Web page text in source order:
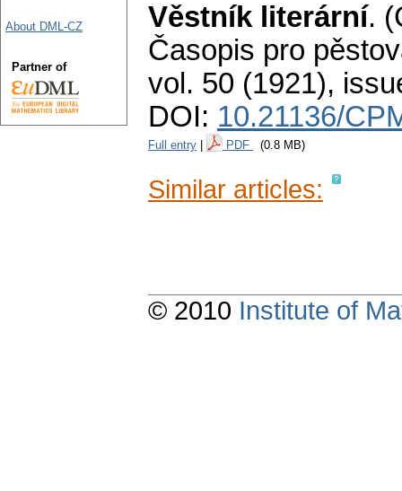
Věstník literární.
Časopis pro
vol. 50 (1921),
DOI: 10.21136/
Full entry PDF (0.8 MB)
Similar articles:
About DML-CZ
Partner of
© 2010 Institute of